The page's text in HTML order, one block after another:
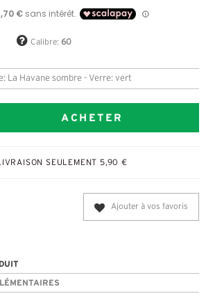
Calibre: 60
La Havane sombre - Verre: vert
ACHETER
LIVRAISON SEULEMENT 5,90 €
Ajouter à vos favoris